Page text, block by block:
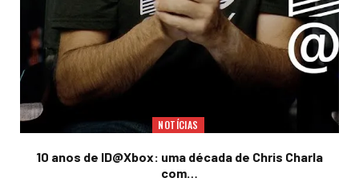
NOTÍCIAS
10 anos de ID@Xbox: uma década de Chris Charla
com…